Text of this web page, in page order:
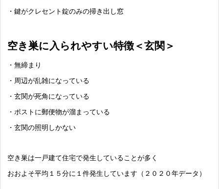
・鍵がクレセント錠のみの掃き出し窓
空き巣に入られやすい特徴＜玄関＞
・無締まり
・周辺が乱雑になっている
・玄関が死角になっている
・ポストに郵便物が溜まっている
・玄関の照明しかない
空き巣は一戸建て住宅で発生していることが多く
おおよそ平均１５分に１件発生しています（２０２０年データ）